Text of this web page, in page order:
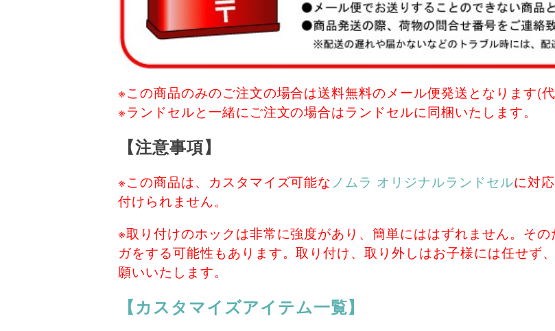
※この商品のみのご注文の場合は送料無料のメール便発送となります(代
※ランドセルと一緒にご注文の場合はランドセルに同梱いたします。
【注意事項】
※この商品は、カスタマイズ可能な ノムラ オリジナルランドセルに対
付けられません。
※取り付けのホックは非常に強度があり、簡単にははずれません。そ
ガをする可能性もあります。取り付け、取り外しはお子様には任せず
願いいたします。
【カスタマイズアイテム一覧】